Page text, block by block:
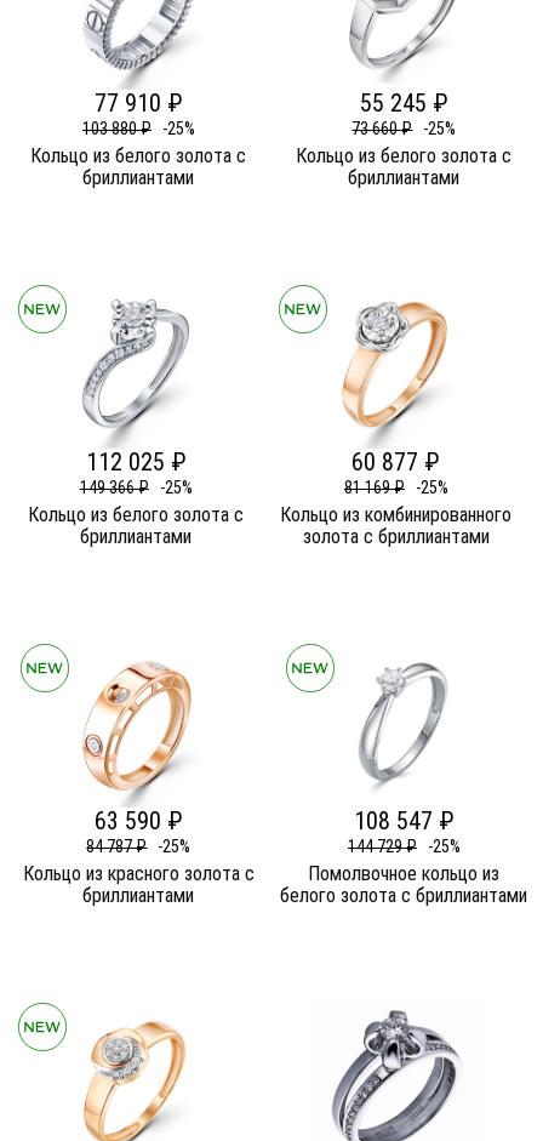
77 910 ₽
103 880 ₽ -25%
Кольцо из белого золота c
бриллиантами
55 245 ₽
73 660 ₽ -25%
Кольцо из белого золота c
бриллиантами
112 025 ₽
149 366 ₽ -25%
Кольцо из белого золота c
бриллиантами
60 877 ₽
81 169 ₽ -25%
Кольцо из комбинированного
золота c бриллиантами
63 590 ₽
84 787 ₽ -25%
Кольцо из красного золота c
бриллиантами
108 547 ₽
144 729 ₽ -25%
Помолвочное кольцо из
белого золота c бриллиантами